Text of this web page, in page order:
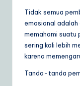
Tidak semua
emosional adalah
memahami suatu
sering kali lebih
karena
Tanda-tanda